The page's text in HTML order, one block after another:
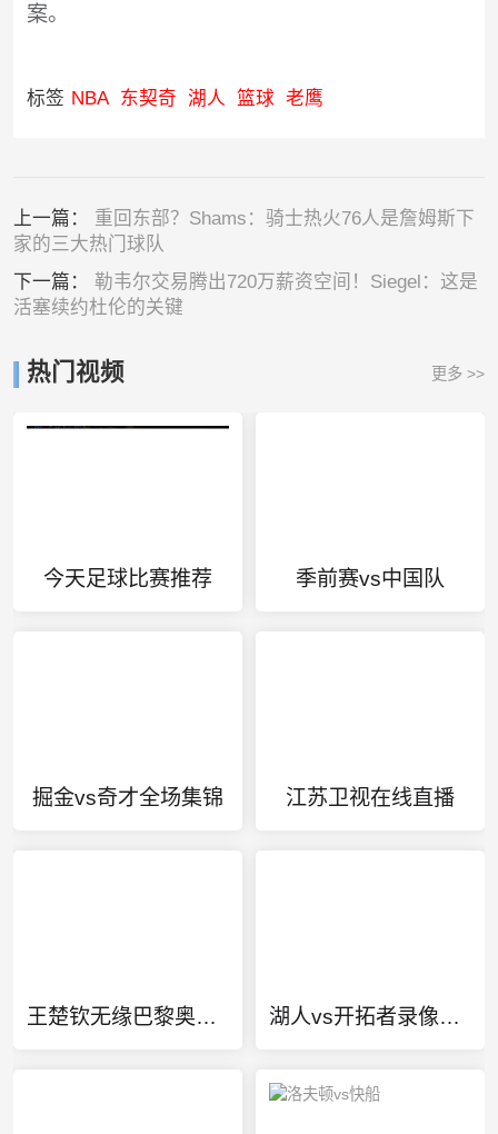
案。
标签 NBA 东契奇 湖人 篮球 老鹰
上一篇： 重回东部？Shams：骑士热火76人是詹姆斯下
家的三大热门球队
下一篇： 勒韦尔交易腾出720万薪资空间！Siegel：这是
活塞续约杜伦的关键
热门视频 更多 >>
今天足球比赛推荐 季前赛vs中国队
掘金vs奇才全场集锦 江苏卫视在线直播
王楚钦无缘巴黎奥运会 湖人vs开拓者录像回放